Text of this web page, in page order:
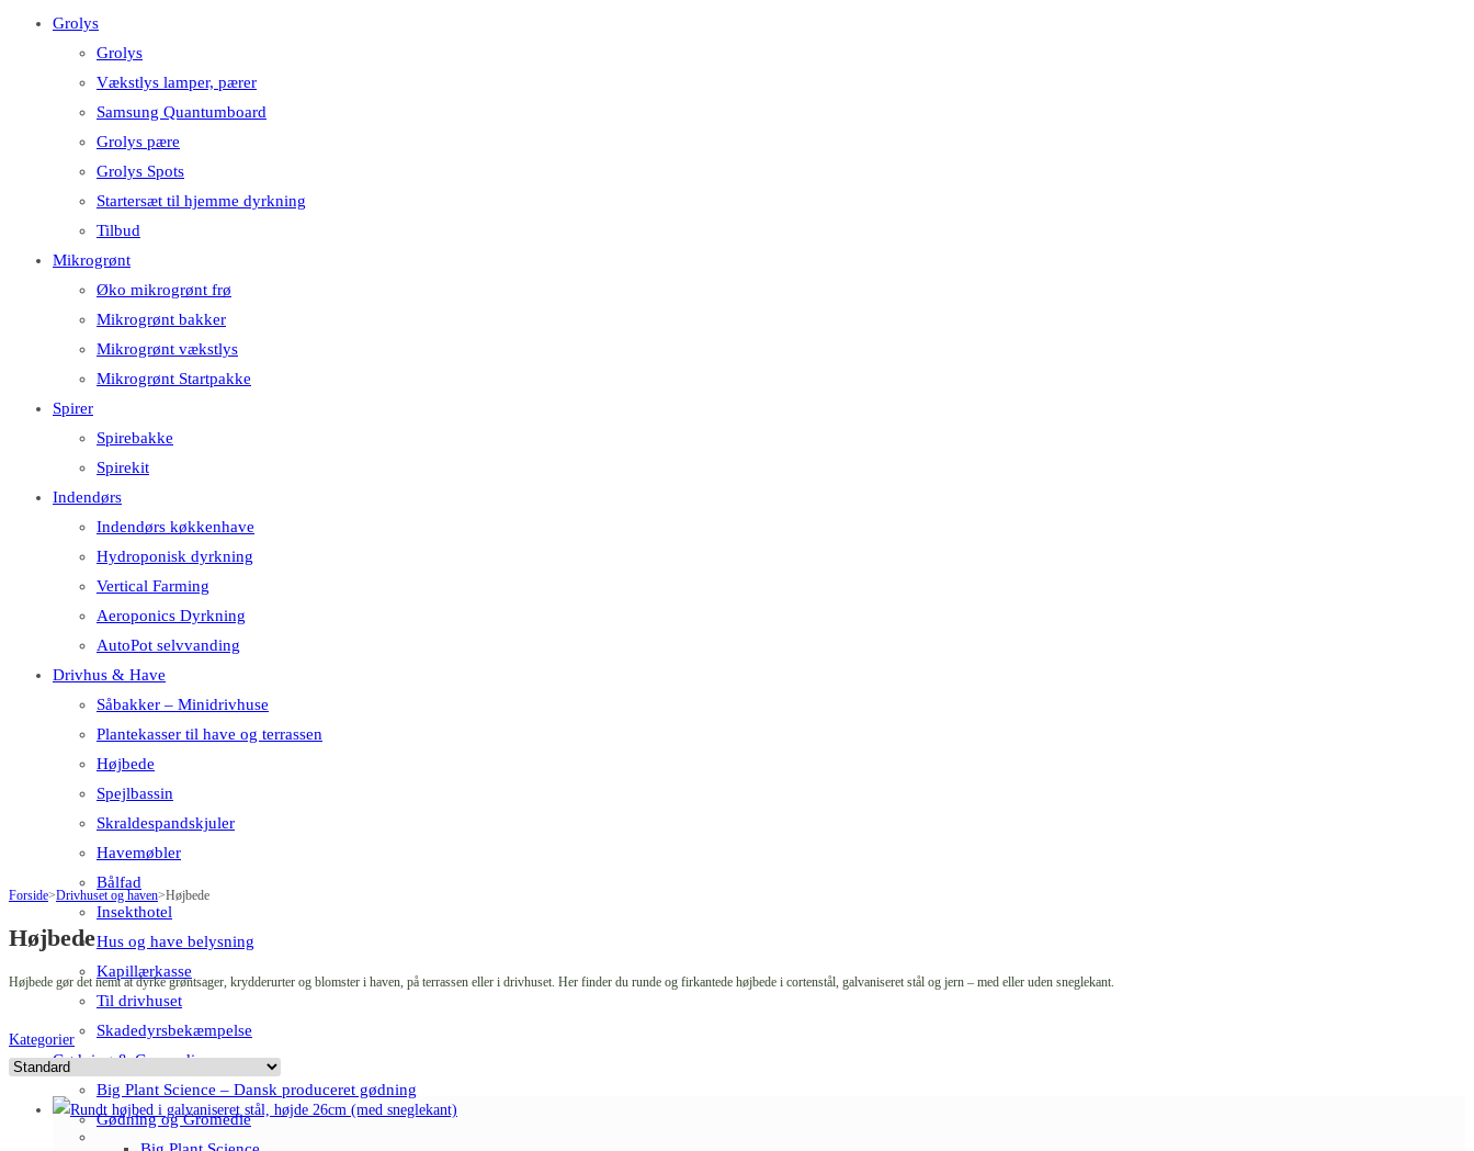
Grolys
Grolys
Vækstlys lamper, pærer
Samsung Quantumboard
Grolys pære
Grolys Spots
Startersæt til hjemme dyrkning
Tilbud
Mikrogrønt
Øko mikrogrønt frø
Mikrogrønt bakker
Mikrogrønt vækstlys
Mikrogrønt Startpakke
Spirer
Spirebakke
Spirekit
Indendørs
Indendørs køkkenhave
Hydroponisk dyrkning
Vertical Farming
Aeroponics Dyrkning
AutoPot selvvanding
Drivhus & Have
Såbakker – Minidrivhuse
Plantekasser til have og terrassen
Højbede
Spejlbassin
Skraldespandskjuler
Havemøbler
Bålfad
Insekthotel
Hus og have belysning
Kapillærkasse
Til drivhuset
Skadedyrsbekæmpelse
Gødning & Gromedie
Big Plant Science – Dansk produceret gødning
Gødning og Gromedie
Forside>Drivhuset og haven>Højbede
Højbede
Højbede gør det nemt at dyrke grøntsager, krydderurter og blomster i haven, på terrassen eller i drivhuset. Her finder du runde og firkantede højbede i cortenstål, galvaniseret stål og jern – med eller uden sneglekant.
Kategorier